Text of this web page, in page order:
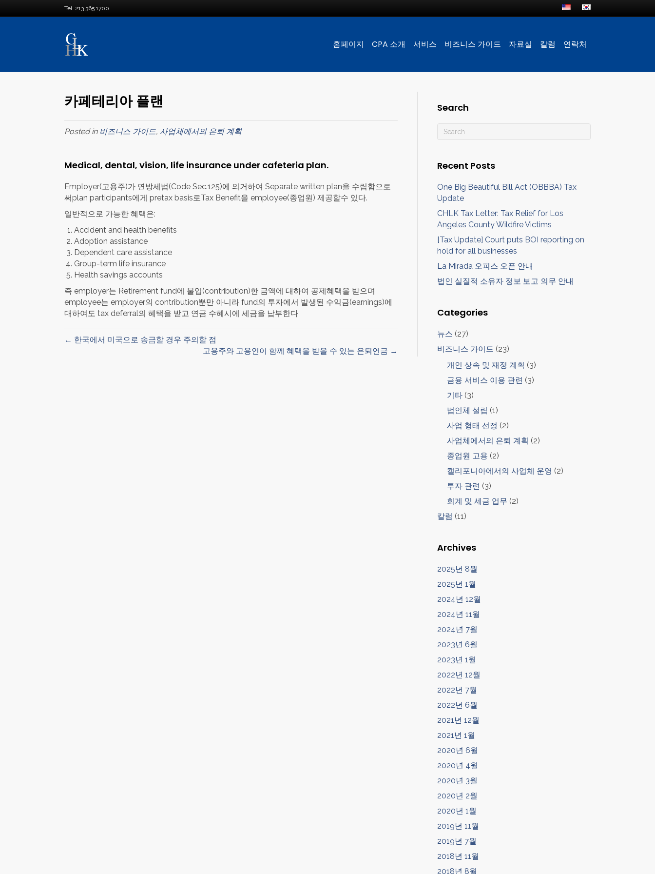
Tel. 213.365.1700
홈페이지 CPA 소개 서비스 비즈니스 가이드 자료실 칼럼 연락처
카페테리아 플랜
Posted in 비즈니스 가이드, 사업체에서의 은퇴 계획
Medical, dental, vision, life insurance under cafeteria plan.
Employer(고용주)가 연방세법(Code Sec.125)에 의거하여 Separate written plan을 수립함으로
써plan participants에게 pretax basis로Tax Benefit을 employee(종업원) 제공할수 있다.
일반적으로 가능한 혜택은:
Accident and health benefits
Adoption assistance
Dependent care assistance
Group-term life insurance
Health savings accounts
즉 employer는 Retirement fund에 불입(contribution)한 금액에 대하여 공제혜택을 받으며
employee는 employer의 contribution뿐만 아니라 fund의 투자에서 발생된 수익금(earnings)에
대하여도 tax deferral의 혜택을 받고 연금 수혜시에 세금을 납부한다
← 한국에서 미국으로 송금할 경우 주의할 점
고용주와 고용인이 함께 혜택을 받을 수 있는 은퇴연금 →
Search
Recent Posts
One Big Beautiful Bill Act (OBBBA) Tax
Update
CHLK Tax Letter: Tax Relief for Los
Angeles County Wildfire Victims
[Tax Update] Court puts BOI reporting on
hold for all businesses
La Mirada 오피스 오픈 안내
법인 실질적 소유자 정보 보고 의무 안내
Categories
뉴스 (27)
비즈니스 가이드 (23)
개인 상속 및 재정 계획 (3)
금융 서비스 이용 관련 (3)
기타 (3)
법인체 설립 (1)
사업 형태 선정 (2)
사업체에서의 은퇴 계획 (2)
종업원 고용 (2)
캘리포니아에서의 사업체 운영 (2)
투자 관련 (3)
회계 및 세금 업무 (2)
칼럼 (11)
Archives
2025년 8월
2025년 1월
2024년 12월
2024년 11월
2024년 7월
2023년 6월
2023년 1월
2022년 12월
2022년 7월
2022년 6월
2021년 12월
2021년 1월
2020년 6월
2020년 4월
2020년 3월
2020년 2월
2020년 1월
2019년 11월
2019년 7월
2018년 11월
2018년 8월